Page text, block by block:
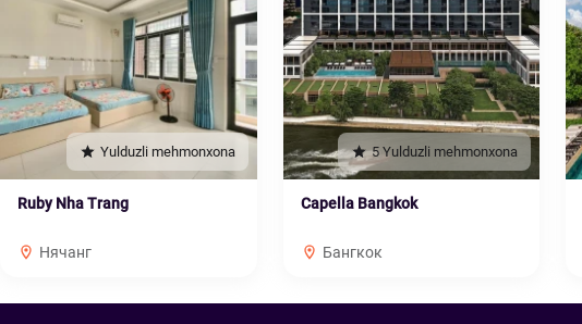
Yulduzli mehmonxona
Ruby Nha Trang
Нячанг
5 Yulduzli mehmonxona
Capella Bangkok
Бангкок